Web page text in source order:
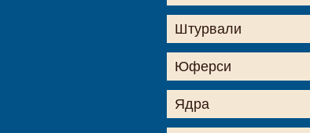
Штурвали
Юферси
Ядра